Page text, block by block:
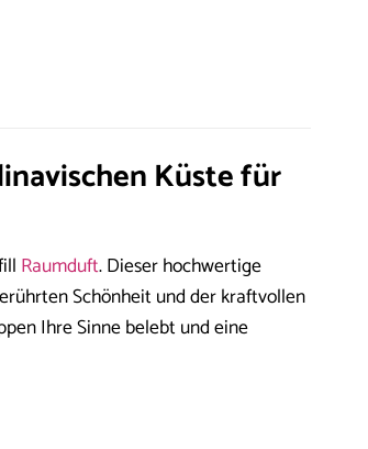
Küste für
Raumduft. Dieser hochwertige
Schönheit und der kraftvollen
Ihre Sinne belebt und eine